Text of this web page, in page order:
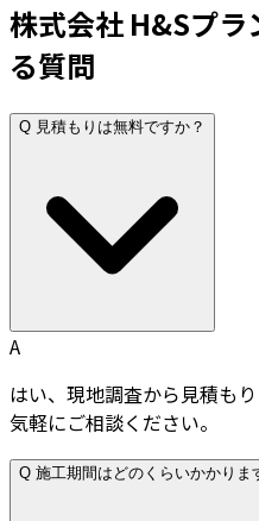
株式会社 H&Sプ
る質問
Q 見積もりは無料ですか？
A
はい、現地調査から見積も
気軽にご相談ください。
Q 施工期間はどのくらいかかりま